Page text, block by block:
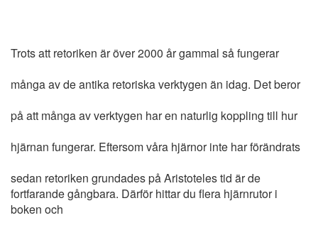
Trots att retoriken är över 2000 år gammal så fungerar
många av de antika retoriska verktygen än idag. Det beror
på att många av verktygen har en naturlig koppling till hur
hjärnan fungerar. Eftersom våra hjärnor inte har förändrats
sedan retoriken grundades på Aristoteles tid är de
fortfarande gångbara. Därför hittar du flera hjärnrutor i
boken och